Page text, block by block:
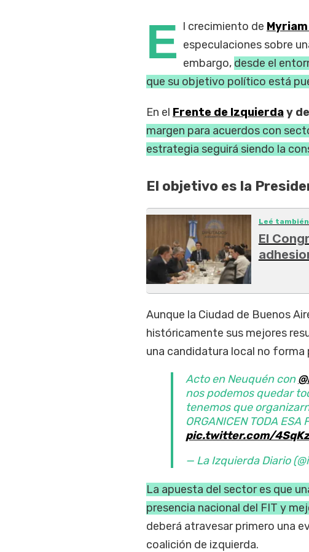
E l crecimiento de
especulaciones sobre
embargo, desde el
que su objetivo político está
En el Frente de Izquierday
margen para acuerdos con
estrategia seguirá siendo la
El objetivo es la
Leé
El
Aunque la Ciudad de Buenos
históricamente sus mejores
una candidatura local no forma
Acto en Neuquén con
nos podemos quedar
tenemos que
ORGANICEN TODA
pic.twitter.com/
— La Izquierda Diario
La apuesta del sector es que
presencia nacional del FIT y
deberá atravesar primero una
coalición de izquierda.